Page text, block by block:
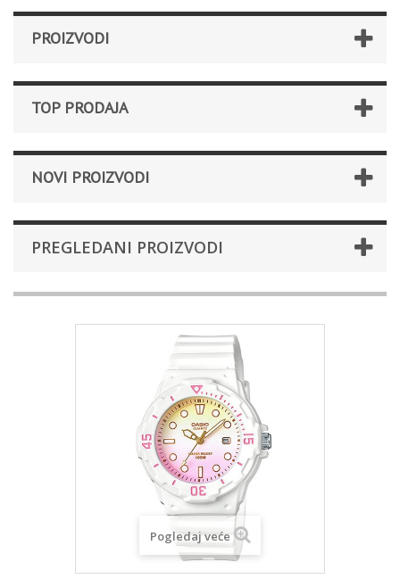
PROIZVODI
TOP PRODAJA
NOVI PROIZVODI
PREGLEDANI PROIZVODI
Pogledaj veće